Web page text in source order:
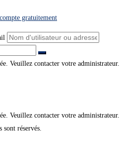
gratuitement
Veuillez contacter votre administrateur.
Veuillez contacter votre administrateur.
réservés.